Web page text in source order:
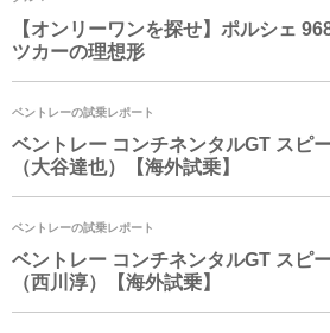
【オンリーワンを探せ】ポルシェ
ツカーの理想形
ベントレーの試乗レポート
ベントレー コンチネンタルGT スピ
（大谷達也）【海外試乗】
ベントレーの試乗レポート
ベントレー コンチネンタルGT スピ
（西川淳）【海外試乗】